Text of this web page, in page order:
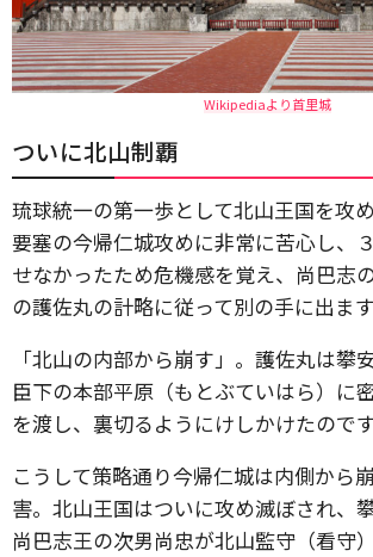
Wikipediaより首里城
ついに北山制覇
琉球統一の第一歩として北山王国を攻
要塞の今帰仁城攻めに非常に苦心し、
せなかったため危機感を覚え、尚巴志
の護佐丸の計略に従って別の手に出ます
「北山の内部から崩す」。護佐丸は攀
臣下の本部平原（もとぶていはら）に
を渡し、裏切るようにけしかけたのです
こうして策略通り今帰仁城は内側から
害。北山王国はついに攻め滅ぼされ、
尚巴志王の次男尚忠が北山監守（看守